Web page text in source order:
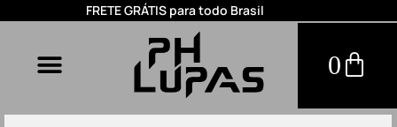
FRETE GRÁTIS para todo Brasil
0